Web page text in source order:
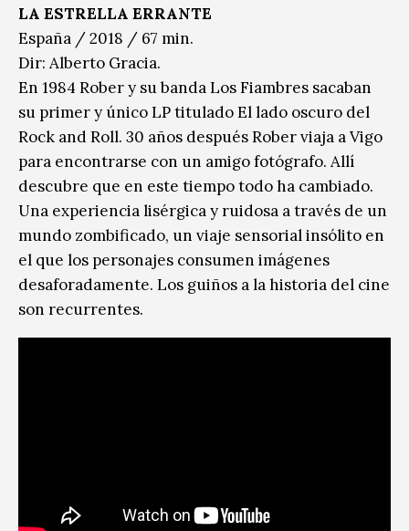
LA ESTRELLA ERRANTE
España / 2018 / 67 min.
Dir: Alberto Gracia.
En 1984 Rober y su banda Los Fiambres sacaban
su primer y único LP titulado El lado oscuro del
Rock and Roll. 30 años después Rober viaja a Vigo
para encontrarse con un amigo fotógrafo. Allí
descubre que en este tiempo todo ha cambiado.
Una experiencia lisérgica y ruidosa a través de un
mundo zombificado, un viaje sensorial insólito en
el que los personajes consumen imágenes
desaforadamente. Los guiños a la historia del cine
son recurrentes.